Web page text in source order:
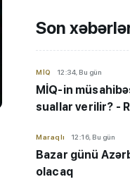
Son
MİQ 12:34, Bu gün
MİQ-in
suallar verilir? -
Maraqlı 12:16, Bu gün
Bazar günü
olacaq